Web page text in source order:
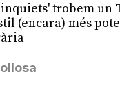
inquiets' trobem un
(encara) més